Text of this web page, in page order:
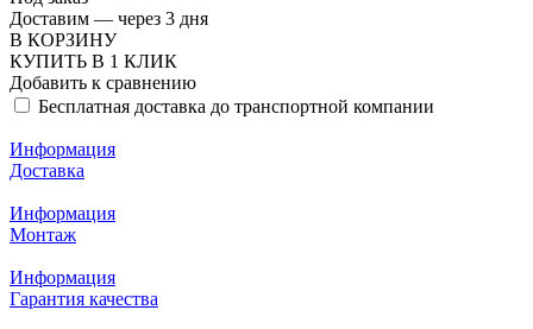
Доставим — через 3 дня
В КОРЗИНУ
КУПИТЬ В 1 КЛИК
Добавить к сравнению
Бесплатная доставка до транспортной компании
Информация
Доставка
Информация
Монтаж
Информация
Гарантия качества